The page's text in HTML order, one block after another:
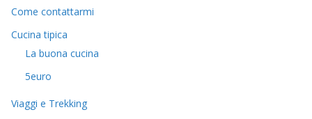
Come contattarmi
Cucina tipica
La buona cucina
5euro
Viaggi e Trekking